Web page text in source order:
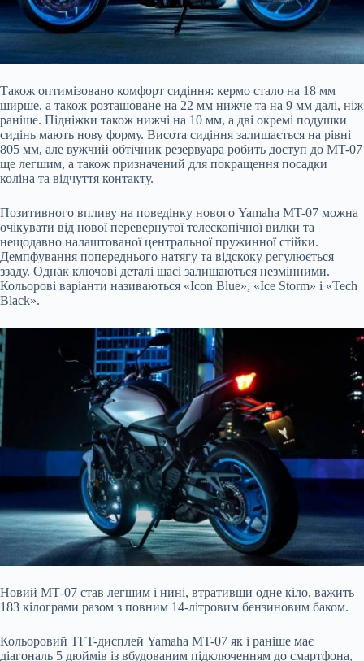
Також оптимізовано комфорт сидіння: кермо стало на 18 мм
ширше, а також розташоване на 22 мм нижче та на 9 мм далі, ніж
раніше. Підніжки також нижчі на 10 мм, а дві окремі подушки
сидінь мають нову форму. Висота сидіння залишається на рівні
805 мм, але вужчий обтічник резервуара робить доступ до MT-07
ще легшим, а також призначений для покращення посадки
коліна та відчуття контакту.
Позитивного впливу на поведінку нового Yamaha MT-07 можна
очікувати від нової перевернутої телескопічної вилки та
нещодавно налаштованої центральної пружинної стійки.
Демпфування попереднього натягу та відскоку регулюється
ззаду. Однак ключові деталі шасі залишаються незмінними.
Кольорові варіанти називаються «Icon Blue», «Ice Storm» і «Tech
Black».
Новий МТ-07 став легшим і нині, втративши одне кіло, важить
183 кілограми разом з повним 14-літровим бензиновим баком.
Кольоровий TFT-дисплей Yamaha MT-07 як і раніше має
діагональ 5 дюймів із вбудованим підключенням до смартфона,